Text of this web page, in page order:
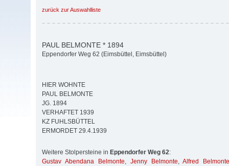
zurück zur Auswahlliste
PAUL BELMONTE * 1894
Eppendorfer Weg 62 (Eimsbüttel, Eimsbüttel)
HIER WOHNTE
PAUL BELMONTE
JG. 1894
VERHAFTET 1939
KZ FUHLSBÜTTEL
ERMORDET 29.4.1939
Weitere Stolpersteine in Eppendorfer Weg 62:
Gustav Abendana Belmonte, Jenny Belmonte,Alfred